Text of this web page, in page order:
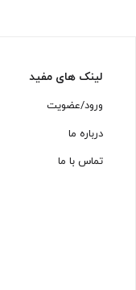
لینک های مفید
ورود/عضویت
درباره ما
تماس با ما